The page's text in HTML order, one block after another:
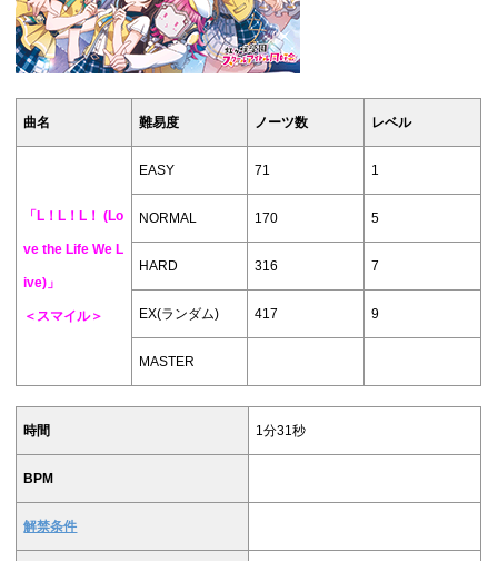
曲名 難易度 ノーツ数 レベル
「L！L！L！ (Lo
ve the Life We L
ive)」
＜スマイル＞
EASY 71 1
NORMAL 170 5
HARD 316 7
EX(ランダム) 417 9
MASTER
時間 1分31秒
BPM
解禁条件